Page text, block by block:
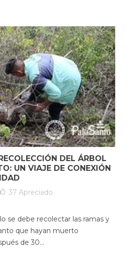
DEL ÁRBOL
UN VIAJE DE CONEXIÓN
37 Apreciado
se debe recolectar las ramas y
que hayan muerto
de 30...